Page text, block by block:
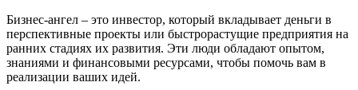
Бизнес-ангел – это инвестор, который вкладывает деньги в
перспективные проекты или быстрорастущие предприятия на
ранних стадиях их развития. Эти люди обладают опытом,
знаниями и финансовыми ресурсами, чтобы помочь вам в
реализации ваших идей.